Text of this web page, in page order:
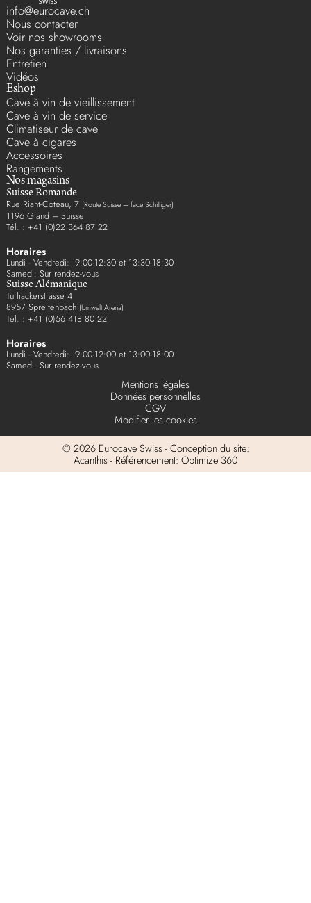
info@eurocave.ch
Nous contacter
Voir nos showrooms
Nos garanties / livraisons
Entretien
Vidéos
Eshop
Cave à vin de vieillissement
Cave à vin de service
Climatiseur de cave
Cave à cigares
Accessoires
Rangements
Nos magasins
Suisse Romande
Rue Riant-Coteau, 7 (Route Suisse – face Schilliger)
1196 Gland – Suisse
Tél. : +41 (0)22 364 87 22
Horaires
Lundi - Vendredi: 9:00-12:30 et 13:30-18:30
Samedi: Sur rendez-vous
Suisse Alémanique
Turliackerstrasse 4
8957 Spreitenbach (Umwelt Arena)
Tél. : +41 (0)56 418 80 22
Horaires
Lundi - Vendredi: 9:00-12:00 et 13:00-18:00
Samedi: Sur rendez-vous
Mentions légales
Données personnelles
CGV
Modifier les cookies
© 2026 Eurocave Swiss - Conception du site:
Acanthis - Référencement: Optimize 360